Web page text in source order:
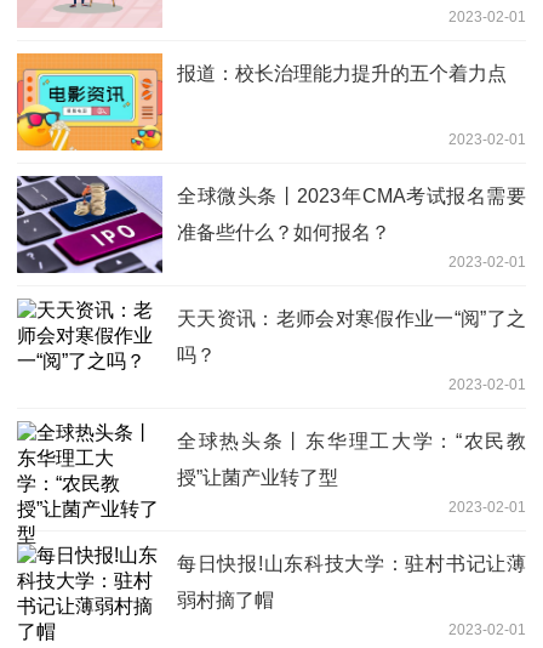
2023-02-01
报道：校长治理能力提升的五个着力点
2023-02-01
全球微头条丨2023年CMA考试报名需要
准备些什么？如何报名？
2023-02-01
天天资讯：老师会对寒假作业一“阅”了之
吗？
2023-02-01
全球热头条丨东华理工大学：“农民教
授”让菌产业转了型
2023-02-01
每日快报!山东科技大学：驻村书记让薄
弱村摘了帽
2023-02-01